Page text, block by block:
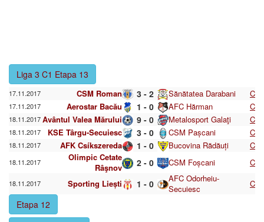
Liga 3 C1 Etapa 13
17.11.2017 CSM Roman 3 - 2 Sănătatea Darabani C
17.11.2017 Aerostar Bacău 1 - 0 AFC Hărman C
18.11.2017Avântul Valea Mărului 9 - 0 Metalosport Galaţi C
18.11.2017 KSE Târgu-Secuiesc 3 - 0 CSM Pașcani C
18.11.2017 AFK Csíkszereda 1 - 0 Bucovina Rădăuți C
18.11.2017
Olimpic Cetate
Râşnov
2 - 0 CSM Foșcani C
18.11.2017 Sporting Liești 1 - 0
AFC Odorheiu-
Secuiesc
C
Etapa 12